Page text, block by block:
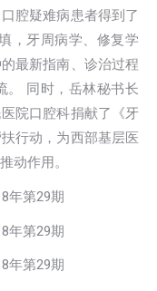
腔疑难病患者得到了
，牙周病学、修复学
最新指南、诊治过程
。 同时，岳林秘书长
院口腔科捐献了《牙
行动，为西部基层医
动作用。